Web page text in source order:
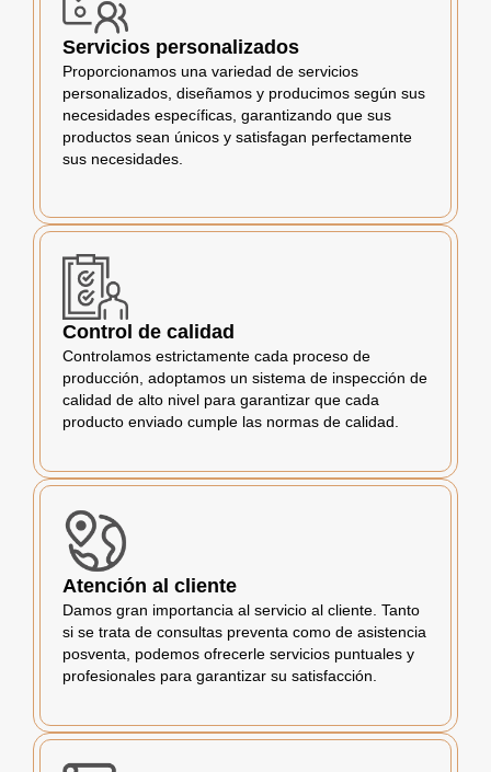
Servicios personalizados
Proporcionamos una variedad de servicios
personalizados, diseñamos y producimos según sus
necesidades específicas, garantizando que sus
productos sean únicos y satisfagan perfectamente
sus necesidades.
Control de calidad
Controlamos estrictamente cada proceso de
producción, adoptamos un sistema de inspección de
calidad de alto nivel para garantizar que cada
producto enviado cumple las normas de calidad.
Atención al cliente
Damos gran importancia al servicio al cliente. Tanto
si se trata de consultas preventa como de asistencia
posventa, podemos ofrecerle servicios puntuales y
profesionales para garantizar su satisfacción.